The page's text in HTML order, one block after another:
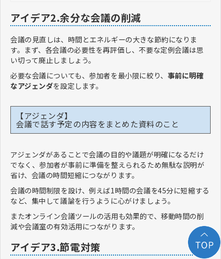
アイデア2.余分な会議の削減
会議の見直しは、時間とエネルギーの大きな節約になりま
す。まず、各会議の必要性を再評価し、不要な定例会議は思
い切って廃止しましょう。
必要な会議についても、参加者を最小限に絞り、 事前に明確
なアジェンダを設定します。
【アジェンダ】
会議で話す予定の内容をまとめた資料のこと
アジェンダがあることで会議の目的や議題が明確になるだけ
でなく、参加者が事前に準備を整えられるため無駄な説明が
省け、会議の時間短縮につながります。
会議の時間制限を設け、例えば1時間の会議を45分に短縮する
など、集中して議論を行うように心がけましょう。
またオンライン会議ツールの活用も効果的で、移動時間の削
減や会議室の有効活用につながります。
アイデア3.節電対策